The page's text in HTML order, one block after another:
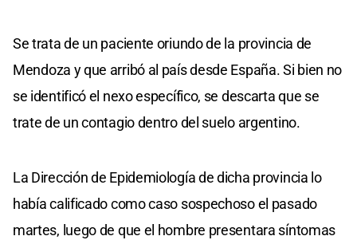
Se trata de un paciente oriundo de la provincia de
Mendoza y que arribó al país desde España. Si bien no
se identificó el nexo específico, se descarta que se
trate de un contagio dentro del suelo argentino.
La Dirección de Epidemiología de dicha provincia lo
había calificado como caso sospechoso el pasado
martes, luego de que el hombre presentara síntomas